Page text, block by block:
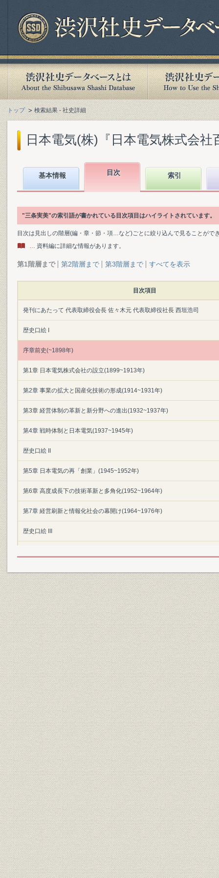
トップ 検索結果 - 社史詳細
日本電気(株)『日本電気株式会社
基本情報 目次 索引
"三条実美"の索引語が書かれている目次項目はハイライトされています。
目次は見出しの階層(編・章・節・項…など)ごとに絞り込んで見ることがで
… 資料編に詳細な情報があります。
第1階層まで 第2階層まで 第3階層まで すべてを表示
目次項目
発刊にあたって 代表取締役会長 佐々木元 代表取締役社長 西垣浩司
歴史口絵 I
序章前史(~1898年)
第1章 日本電気株式会社の設立(1899~1913年)
第2章 事業の拡大と国産化技術の形成(1914~1931年)
第3章 経営体制の革新と新分野への進出(1932~1937年)
第4章 戦時体制と日本電気(1937~1945年)
歴史口絵 II
第5章 日本電気の再「創業」(1945~1952年)
第6章 高度成長下の技術革新と多角化(1952~1964年)
第7章 経営刷新と情報化社会の幕開け(1964~1976年)
歴史口絵 III
第9章 通信自由化後の情報通信市場とグローバリゼーション(1985~1989
第10章 マルチメディア社会の到来と新事業体制(1990~1998年)
第11章 新たな100年に向かって
付編
編集を終えて